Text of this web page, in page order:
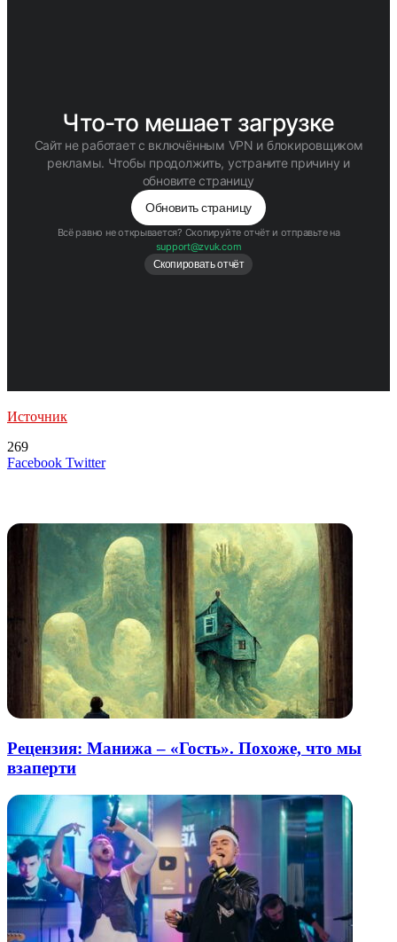
Источник
269
Facebook TwitterLinkedIn
Tumblr
Reddit
Вконтакте
Одноклассники
Skype
Messenger
Messenger
WhatsApp
Telegram
Viber
Line
Поделиться
Печатать
Рецензия: Манижа – «Гость». Похоже, что мы
взаперти